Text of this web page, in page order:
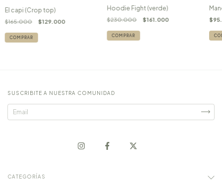
El capi (Crop top)
$165.000 $129.000
COMPRAR
Hoodie Fight (verde)
$230.000 $161.000
COMPRAR
SUSCRIBITE A NUESTRA COMUNIDAD
CATEGORÍAS